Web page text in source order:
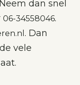
dan snel
06-34558046.
. Dan
vele